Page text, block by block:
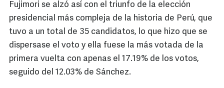
Fujimori se alzó así con el triunfo de la elección
presidencial más compleja de la historia de Perú, que
tuvo a un total de 35 candidatos, lo que hizo que se
dispersase el voto y ella fuese la más votada de la
primera vuelta con apenas el 17.19% de los votos,
seguido del 12.03% de Sánchez.